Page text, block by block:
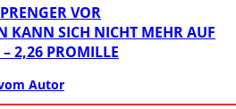
VOR
KANN SICH NICHT MEHR AUF
2,26 PROMILLE
Autor